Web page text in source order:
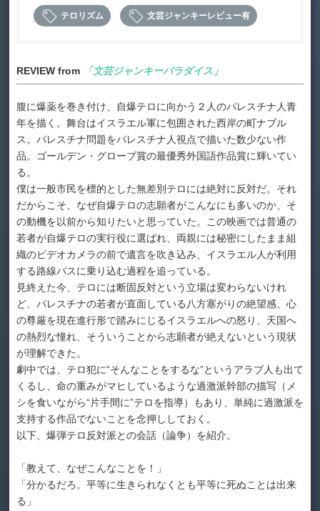
テロリズム 文芸ジャンキーレビュー有
REVIEW from 「文芸ジャンキーパラダイス」
腹に爆薬を巻き付け、自爆テロに向かう２人のパレスチナ人青
年を描く。舞台はイスラエル軍に包囲された西岸の町ナブル
ス。パレスチナ問題をパレスチナ人視点で描いた数少ない作
品。ゴールデン・グローブ賞の最優秀外国語作品賞に輝いてい
る。
僕は一般市民を標的とした無差別テロには絶対に反対だ。それ
だからこそ、なぜ自爆テロの志願者がこんなにも多いのか、そ
の動機を以前から知りたいと思っていた。この映画では普通の
若者が自爆テロの実行役に選ばれ、両親には秘密にしたまま組
織のビデオカメラの前で遺言を吹き込み、イスラエル人が利用
する路線バスに乗り込む過程を追っている。
見終えた今、テロには断固反対という立場は変わらないけれ
ど、パレスチナの若者が直面している八方塞がりの絶望感、心
の尊厳を現在進行形で踏みにじるイスラエルへの怒り、天国へ
の熱烈な憧れ、そういうことから志願者が絶えないという現状
が理解できた。
劇中では、テロ犯に“そんなことをするな”というアラブ人も出て
くるし、命の重みがマヒしているような過激派幹部の描写（メ
シを食いながら“片手間に”テロを指導）もあり、単純に過激派を
支持する作品でないことを念押ししておく。
以下、爆弾テロ反対派との会話（論争）を紹介。
「教えて、なぜこんなことを！」
「分かるだろ。平等に生きられなくとも平等に死ぬことは出来
る」